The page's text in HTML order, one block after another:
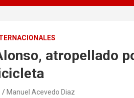
atropellado
Manuel Acevedo Diaz